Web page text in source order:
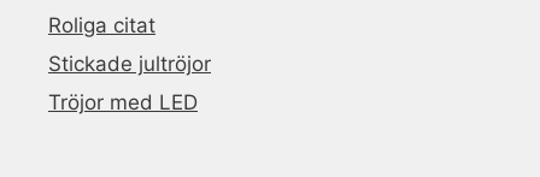
Roliga citat
Stickade jultröjor
Tröjor med LED